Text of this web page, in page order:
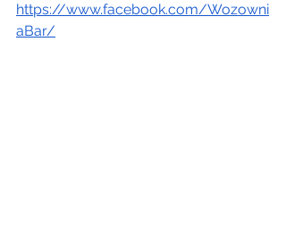
https://www.facebook.com/Wozowni
aBar/